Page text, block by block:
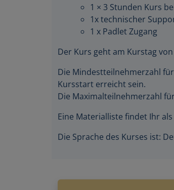
1 × 3 Stunden Kurs
1x technischer
1 x Padlet Zugang
Der Kurs geht am Kurstag von
Die Mindestteilnehmerzahl
Kursstart erreicht sein.
Die Maximalteilnehmerzahl
Eine Materialliste findet Ihr
Die Sprache des Kurses ist: